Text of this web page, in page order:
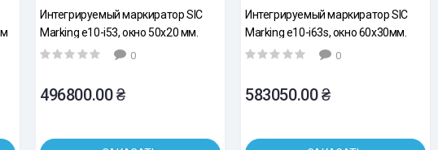
Интегрируемый маркиратор SIC
Marking e10-i53, окно 50х20 мм.
0
496800.00 ₴
Интегрируемый маркиратор SIC
Marking e10-i63s, окно 60х30мм.
0
583050.00 ₴